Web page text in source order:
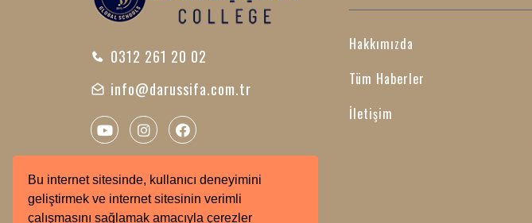
Bu internet sitesinde, kullanıcı deneyimini
geliştirmek ve internet sitesinin verimli
çalışmasını sağlamak amacıyla çerezler
0312 261 20 02
info@darussifa.com.tr
Hakkımızda
Tüm Haberler
İletişim